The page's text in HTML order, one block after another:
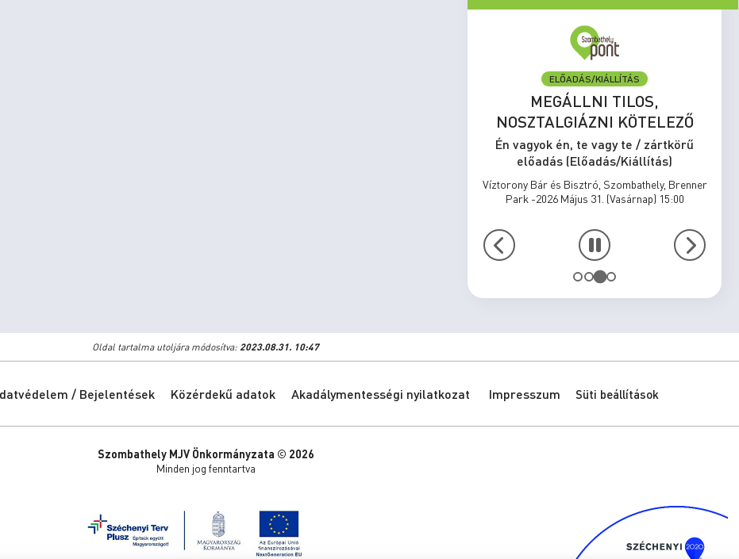
ELŐADÁS/KIÁLLÍTÁS
MÚZEUMI PROGRAMOK – 2026.
augusztus
Én vagyok én, te vagy te / zártkörű
előadás (Előadás/Kiállítás)
Savaria Múzeum, Szombathely, Kisfaludy Sándor
utca 9. -2026 Augusztus 01. (Szombat) 17:00
Oldal tartalma utoljára módosítva: 2023.08.31. 10:47
/ Bejelentések Közérdekű adatok Akadálymentességi nyilatkozat Impresszum Süti beállítások
Szombathely MJV Önkormányzata © 2026
Minden jog fenntartva